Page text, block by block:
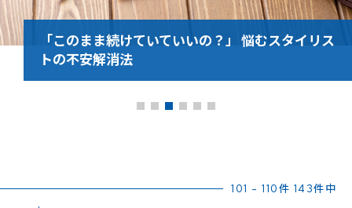
「このまま続けていていいの？」 悩むスタイリス
トの不安解消法
101 - 110件 143件中